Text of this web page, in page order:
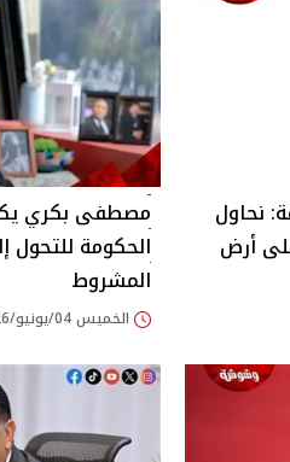
نحاول
أرض
مصطفى بكري
الحكومة للتحول
المشروط
الخميس 04/يونيو/2026 - 10:57 م